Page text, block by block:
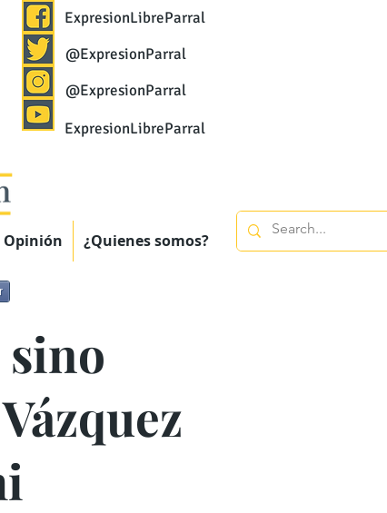
ExpresionLibreParral
@ExpresionParral
@ExpresionParral
ExpresionLibreParral
Opinión ¿Quienes somos?